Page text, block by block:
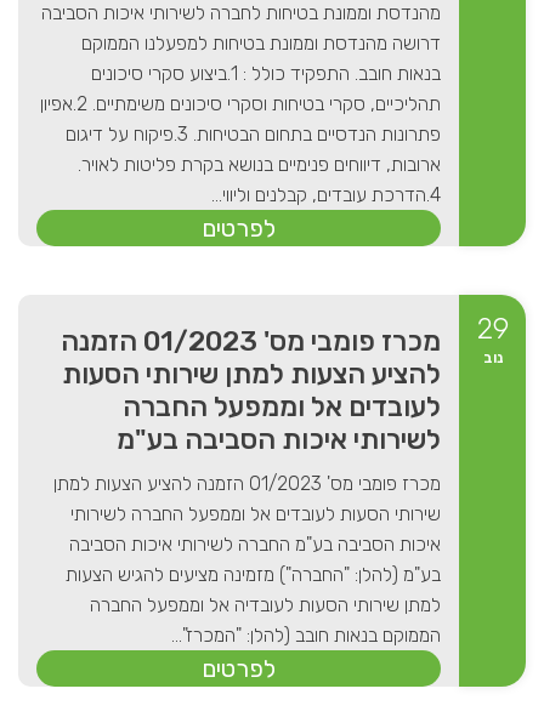
מהנדסת וממונת בטיחות לחברה לשירותי איכות הסביבה
דרושה מהנדסת וממונת בטיחות למפעלנו הממוקם
בנאות חובב. התפקיד כולל : 1.ביצוע סקרי סיכונים
תהליכיים, סקרי בטיחות וסקרי סיכונים משימתיים. 2.אפיון
פתרונות הנדסיים בתחום הבטיחות. 3.פיקוח על דיגום
ארובות, דיווחים פנימיים בנושא בקרת פליטות לאויר.
4.הדרכת עובדים, קבלנים וליווי...
לפרטים
29
נוב
מכרז פומבי מס' 01/2023 הזמנה
להציע הצעות למתן שירותי הסעות
לעובדים אל וממפעל החברה
לשירותי איכות הסביבה בע"מ
מכרז פומבי מס' 01/2023 הזמנה להציע הצעות למתן
שירותי הסעות לעובדים אל וממפעל החברה לשירותי
איכות הסביבה בע"מ החברה לשירותי איכות הסביבה
בע"מ (להלן: "החברה") מזמינה מציעים להגיש הצעות
למתן שירותי הסעות לעובדיה אל וממפעל החברה
הממוקם בנאות חובב (להלן: "המכרז"...
לפרטים